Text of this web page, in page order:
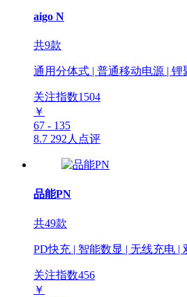
aigo N
共9款
通用分体式 | 普通移动电源 | 锂
关注指数1504
￥
67 - 135
8.7 292人点评
品能PN
共49款
PD快充 | 智能数显 | 无线充电 |
关注指数456
￥